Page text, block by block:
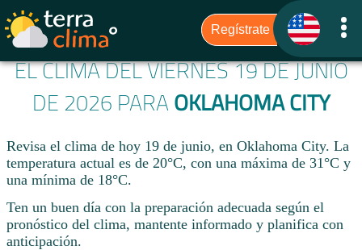
EL CLIMA DEL VIERNES 19 DE JUNIO
DE 2026 PARA OKLAHOMA CITY
Revisa el clima de hoy 19 de junio, en Oklahoma City. La
temperatura actual es de 20°C, con una máxima de 31°C y
una mínima de 18°C.​
Ten un buen día con la preparación adecuada según el
pronóstico del clima, mantente informado y planifica con
anticipación.​